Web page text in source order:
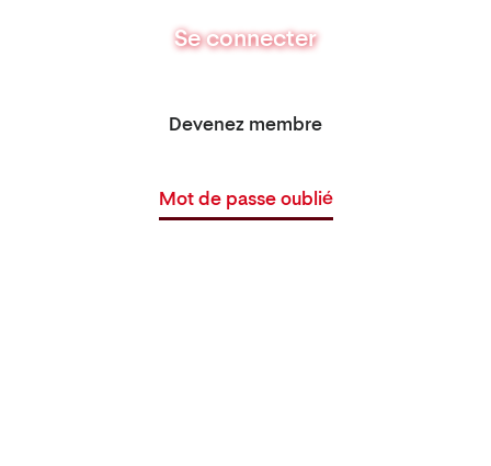
Se connecter
Devenez membre
Mot de passe oublié